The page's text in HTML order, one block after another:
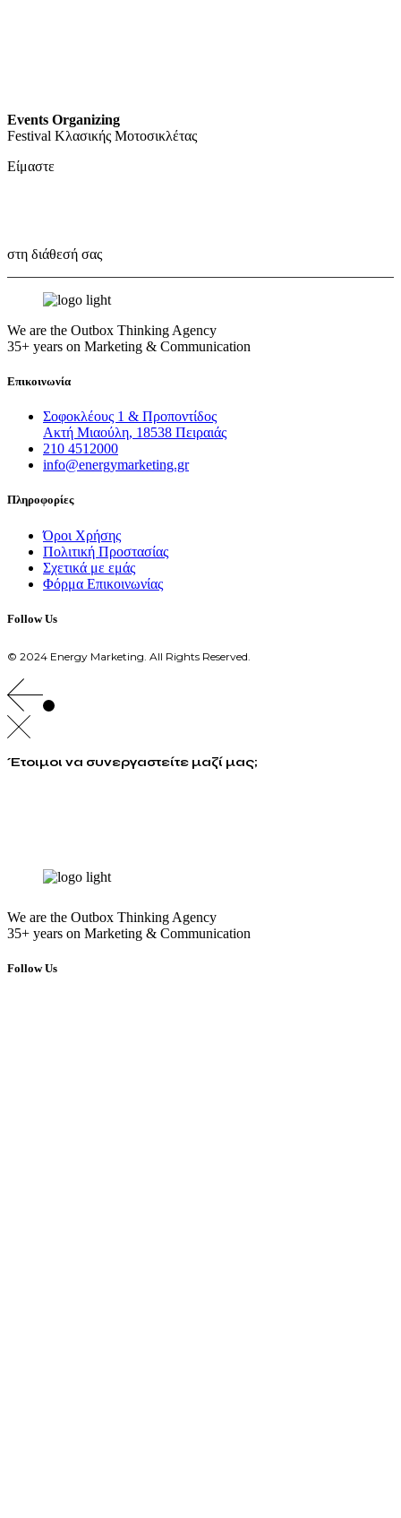
Events Organizing
Festival Κλασικής Μοτοσικλέτας
Είμαστε
στη διάθεσή σας
We are the Outbox Thinking Agency
35+ years on Marketing & Communication
Επικοινωνία
Σοφοκλέους 1 & Προποντίδος
Ακτή Μιαούλη, 18538 Πειραιάς
210 4512000
info@energymarketing.gr
Πληροφορίες
Όροι Χρήσης
Πολιτική Προστασίας
Σχετικά με εμάς
Φόρμα Επικοινωνίας
Follow Us
© 2024 Energy Marketing. All Rights Reserved.
Έτοιμοι να συνεργαστείτε μαζί μας;
We are the Outbox Thinking Agency
35+ years on Marketing & Communication
Follow Us